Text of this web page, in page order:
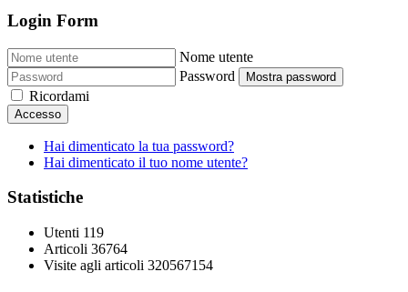
Login Form
Nome utente
Password
Mostra password
Ricordami
Accesso
Hai dimenticato la tua password?
Hai dimenticato il tuo nome utente?
Statistiche
Utenti 119
Articoli 36764
Visite agli articoli 320567154